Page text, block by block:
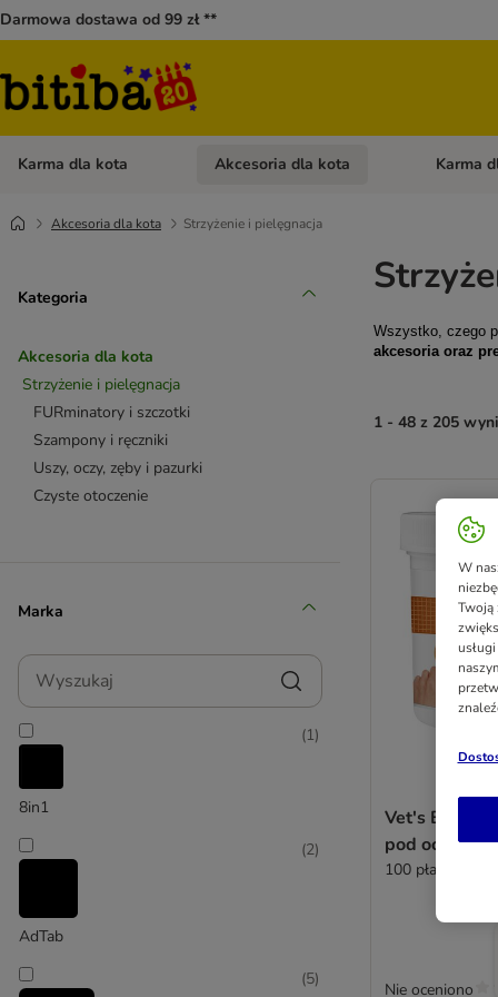
Darmowa dostawa od 99 zł **
Karma dla kota Otwórz menu kategorii: Karma dla kota
Akcesoria dla kota Otwórz
Karma
Akcesoria dla kota Strzyżenie i pielęgnacja
Kategoria
Akcesoria dla kota
Strzyżenie i pielęgnacja
FURminatory i szczotki
Szampony i ręczniki
Uszy, oczy, zęby i pazurki
Czyste otoczenie
Marka
Wyszukaj
8in1
(1)
AdTab
(2)
(5)
Wszystko, czego
akcesoria oraz
1 - 48 z 205
Vet's Best®
pod oczy dla
100 płatków
Nie oceniono
W
Twoją